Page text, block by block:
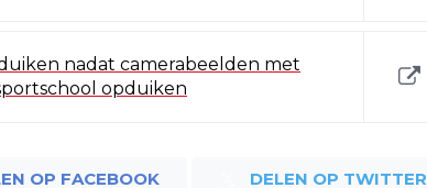
nadat camerabeelden met
opduiken
OP FACEBOOK DELEN OP TWITTER